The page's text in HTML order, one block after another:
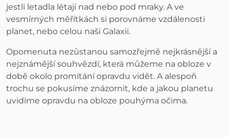
jestli letadla létají nad nebo pod mraky. A ve
vesmírných měřítkách si porovnáme vzdálenosti
planet, nebo celou naši Galaxii.
Opomenuta nezůstanou samozřejmě nejkrásnější a
nejznámější souhvězdí, která můžeme na obloze v
době okolo promítání opravdu vidět. A alespoň
trochu se pokusíme znázornit, kde a jakou planetu
uvidíme opravdu na obloze pouhýma očima.